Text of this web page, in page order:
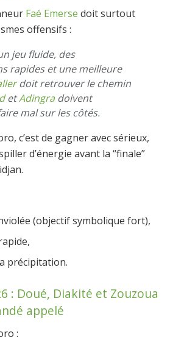
Faé Emerse doit surtout
offensifs :
jeu fluide, des
rapides et une meilleure
doit retrouver le chemin
etAdingra doivent
mal sur les côtés.
c’est de gagner avec sérieux,
d’énergie avant la “finale”
(objectif symbolique fort),
,
précipitation.
: Doué, Diakité et Zouzoua
appelé
: